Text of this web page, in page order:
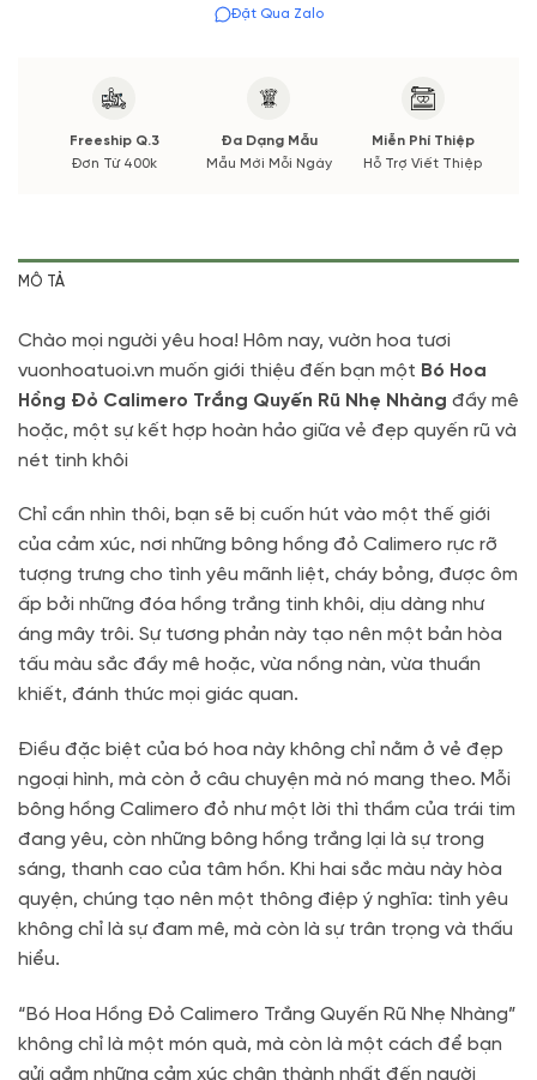
Đặt Qua Zalo
Freeship Q.3
Đơn Từ 400k
Đa Dạng Mẫu
Mẫu Mới Mỗi Ngày
Miễn Phí Thiệp
Hỗ Trợ Viết Thiệp
MÔ TẢ
Chào mọi người yêu hoa! Hôm nay, vườn hoa tươi
vuonhoatuoi.vn muốn giới thiệu đến bạn một Bó Hoa
Hồng Đỏ Calimero Trắng Quyến Rũ Nhẹ Nhàng đầy mê
hoặc, một sự kết hợp hoàn hảo giữa vẻ đẹp quyến rũ và
nét tinh khôi
Chỉ cần nhìn thôi, bạn sẽ bị cuốn hút vào một thế giới
của cảm xúc, nơi những bông hồng đỏ Calimero rực rỡ
tượng trưng cho tình yêu mãnh liệt, cháy bỏng, được ôm
ấp bởi những đóa hồng trắng tinh khôi, dịu dàng như
áng mây trôi. Sự tương phản này tạo nên một bản hòa
tấu màu sắc đầy mê hoặc, vừa nồng nàn, vừa thuần
khiết, đánh thức mọi giác quan.
Điều đặc biệt của bó hoa này không chỉ nằm ở vẻ đẹp
ngoại hình, mà còn ở câu chuyện mà nó mang theo. Mỗi
bông hồng Calimero đỏ như một lời thì thầm của trái tim
đang yêu, còn những bông hồng trắng lại là sự trong
sáng, thanh cao của tâm hồn. Khi hai sắc màu này hòa
quyện, chúng tạo nên một thông điệp ý nghĩa: tình yêu
không chỉ là sự đam mê, mà còn là sự trân trọng và thấu
hiểu.
“Bó Hoa Hồng Đỏ Calimero Trắng Quyến Rũ Nhẹ Nhàng”
không chỉ là một món quà, mà còn là một cách để bạn
gửi gắm những cảm xúc chân thành nhất đến người